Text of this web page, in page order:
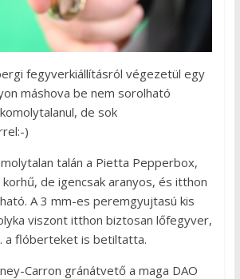
fegyverkiállításról végezetül egy
máshova be nem sorolható
de sok
)
talán a Pietta Pepperbox,
de igencsak aranyos, és itthon
A 3 mm-es peremgyujtasú kis
viszont itthon biztosan lőfegyver,
a flóberteket is betiltatta.
Carron gránátvető a maga DAO